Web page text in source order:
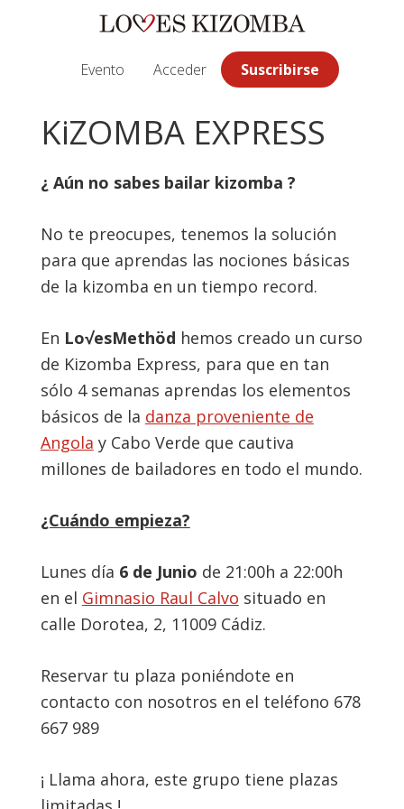
principal
lateral
principal
Evento Acceder Suscribirse
KiZOMBA EXPRESS
¿ Aún no sabes bailar kizomba ?
No te preocupes, tenemos la solución
para que aprendas las nociones básicas
de la kizomba en un tiempo record.
En Lo√esMethöd hemos creado un curso
de Kizomba Express, para que en tan
sólo 4 semanas aprendas los elementos
básicos de la danza proveniente de
Angola y Cabo Verde que cautiva
millones de bailadores en todo el mundo.
¿Cuándo empieza?
Lunes día 6 de Junio de 21:00h a 22:00h
en el Gimnasio Raul Calvo situado en
calle Dorotea, 2, 11009 Cádiz.
Reservar tu plaza poniéndote en
contacto con nosotros en el teléfono 678
667 989
¡ Llama ahora, este grupo tiene plazas